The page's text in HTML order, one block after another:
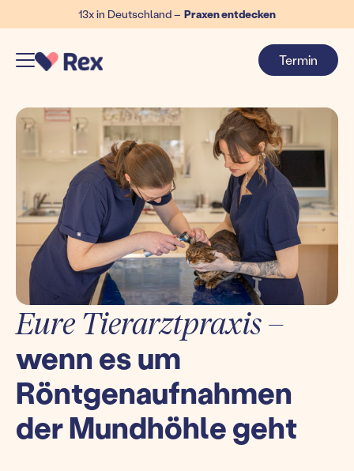
13x in Deutschland – Praxen entdecken
Termin
Eure Tierarztpraxis –
wenn es um
Röntgenaufnahmen
der Mundhöhle geht